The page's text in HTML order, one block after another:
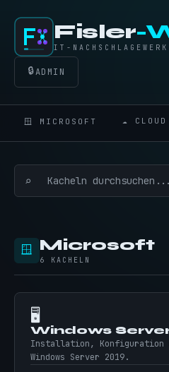
Fisler-
IT-NACHSCHLAGEWERK
🔒ADMIN
🪟 MICROSOFT ☁️ CLOUD
⌕
🪟 Microsoft
6 KACHELN
🖥️
Windows
Installation, Konfiguration
Windows Server 2019.